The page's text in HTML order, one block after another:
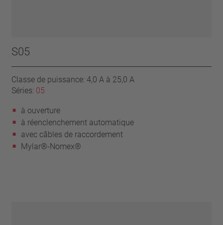
S05
Classe de puissance: 4,0 A à 25,0 A
Séries: 05
à ouverture
à réenclenchement automatique
avec câbles de raccordement
Mylar®-Nomex®